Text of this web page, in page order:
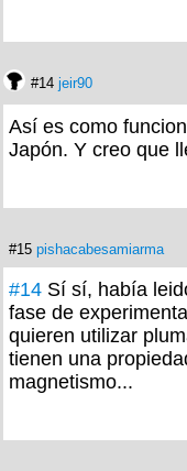
#14 jeir90
Así es como
Japón. Y creo que
#15 pishacabesamiarma
#14 Sí sí, había
fase de
quieren utilizar
tienen una
magnetismo...